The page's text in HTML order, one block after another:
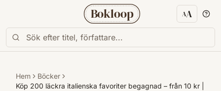
Bokloop AA
Hem
Böcker
Köp 200 läckra italienska favoriter begagnad – från 10 kr |